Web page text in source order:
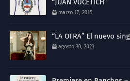
“JUAN VUCETICH”
marzo 17, 2015
“LA OTRA” El nuevo
agosto 30, 2023